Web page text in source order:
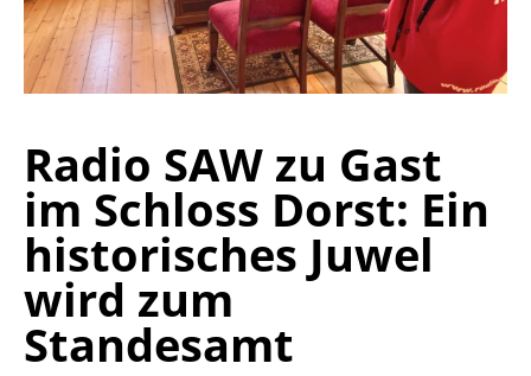
Radio SAW zu Gast
im Schloss Dorst: Ein
historisches Juwel
wird zum
Standesamt